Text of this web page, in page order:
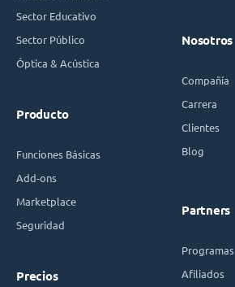
Sector Educativo
Sector Público
Óptica & Acústica
Producto
Funciones Básicas
Add-ons
Marketplace
Seguridad
Precios
Nosotros
Compañía
Carrera
Clientes
Blog
Partners
Programas
Afiliados